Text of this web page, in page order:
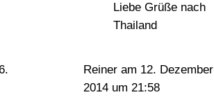
Liebe Grüße nach
Thailand
Reiner am 12. Dezember
2014 um 21:58